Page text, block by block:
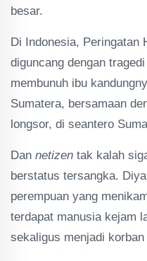
besar.
Di Indonesia, Peringatan
diguncang dengan
membunuh ibu
Sumatera, bersamaan
longsor, di seantero
Dan netizen tak kalah
berstatus tersangka.
perempuan yang
terdapat manusia kejam
sekaligus menjadi korban